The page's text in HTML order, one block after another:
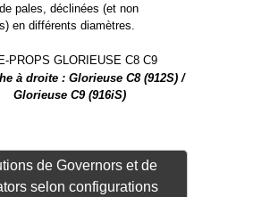
pales, déclinées (et non
en différents diamètres.
à droite : Glorieuse C8 (912S) /
Glorieuse C9 (916iS)
de Governors et de
selon configurations